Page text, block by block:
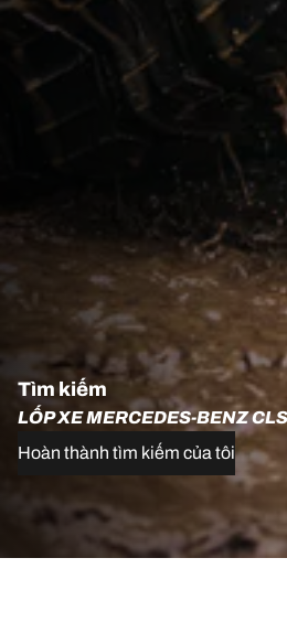
Tìm kiếm
LỐP XE MERCEDES-BENZ
Hoàn thành tìm kiếm của tôi